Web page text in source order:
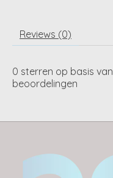
Reviews (0)
0 sterren op basis van
beoordelingen